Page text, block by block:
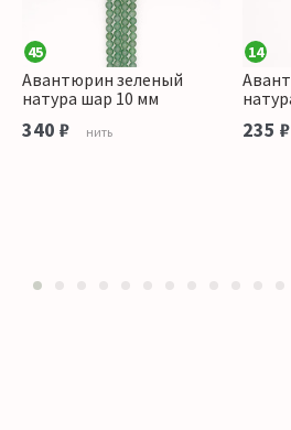
45
Авантюрин зеленый
натура шар 10 мм
340 ₽ нить
14
235 ₽